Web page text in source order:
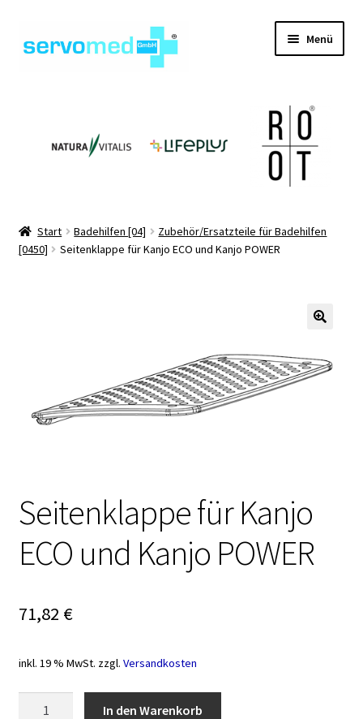
Navigation
Inhalt
Menü
öffnen
Pflegehilfsmittel
öffnen
Start Badehilfen [04]
Zubehör/Ersatzteile für Badehilfen
[0450]
Seitenklappe für Kanjo ECO und Kanjo POWER
Seitenklappe für Kanjo
ECO und Kanjo POWER
71,82 €
inkl. 19 % MwSt. zzgl. Versandkosten
In den Warenkorb